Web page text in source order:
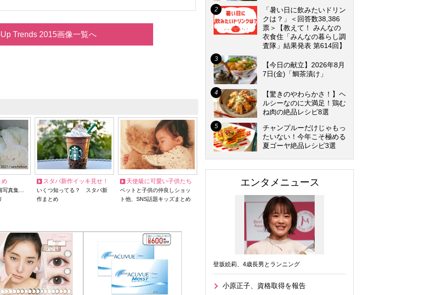
Trends 2015画像一覧へ
め
写真集…
スタバ新作イッキ見せ！
いくつ知ってる？ スタバ新
作まとめ
天使級に可愛い子供たち
ペットと子供の仲良しショッ
ト他、SNS話題キッズまとめ
「暑い日に飲みたいドリン
クは？」＜回答数38,386
票＞【教えて！ みんなの
衣食住「みんなの暮らし調
査隊」結果発表 第614回】
【今日の献立】2026年8月
7日(金)「鯛茶漬け」
【驚きのやわらかさ！】ヘ
ルシーなのに大満足！鶏む
ね肉の絶品レシピ8選
チャンプルーだけじゃもっ
たいない！今年こそ極める
夏ゴーヤ絶品レシピ3選
エンタメニュース
登坂絵莉、4歳長男とランニング
小原正子、資格取得を報告